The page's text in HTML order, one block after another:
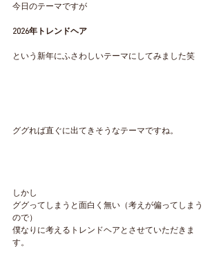
今日のテーマですが
2026年トレンドヘア
という新年にふさわしいテーマにしてみました笑
ググれば直ぐに出てきそうなテーマですね。
しかし
ググってしまうと面白く無い（考えが偏ってしまう
ので）
僕なりに考えるトレンドヘアとさせていただきま
す。